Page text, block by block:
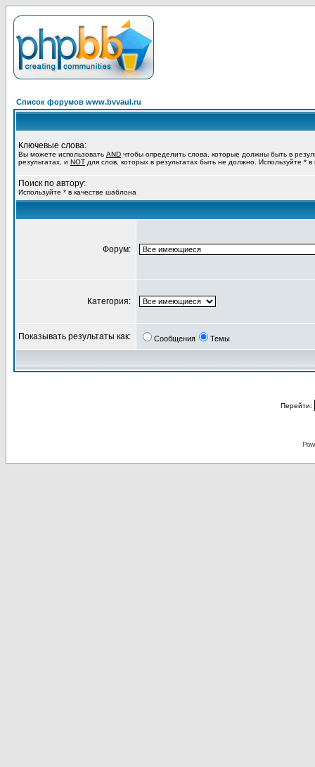
Список форумов www.bvvaul.ru
Ключевые слова:
Вы можете использовать AND чтобы определить слова, которые должны быть в
результатах, и NOT для слов, которых в результатах быть не должно. Используйте *
Поиск по автору:
Используйте * в качестве шаблона
Форум:
Категория:
Показывать результаты как: Сообщения Темы
Перейти: